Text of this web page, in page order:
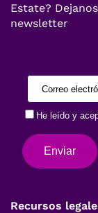
Estate?
newsletter
Recursos